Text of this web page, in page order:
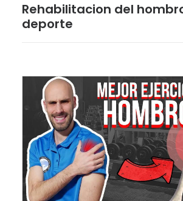
Rehabilitacion del
deporte